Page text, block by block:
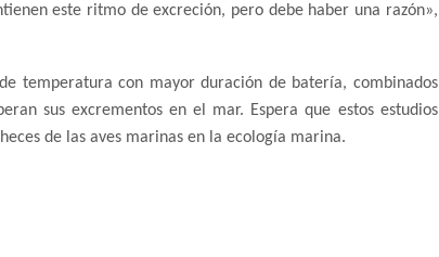
este ritmo de excreción, pero debe haber una razón»,
temperatura con mayor duración de batería, combinados
sus excrementos en el mar. Espera que estos estudios
de las aves marinas en la ecología marina.